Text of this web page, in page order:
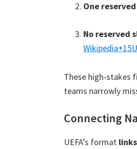
One
No reserved
Wikipedia+15
These high-stakes
teams narrowly
Connecting
UEFA’s format